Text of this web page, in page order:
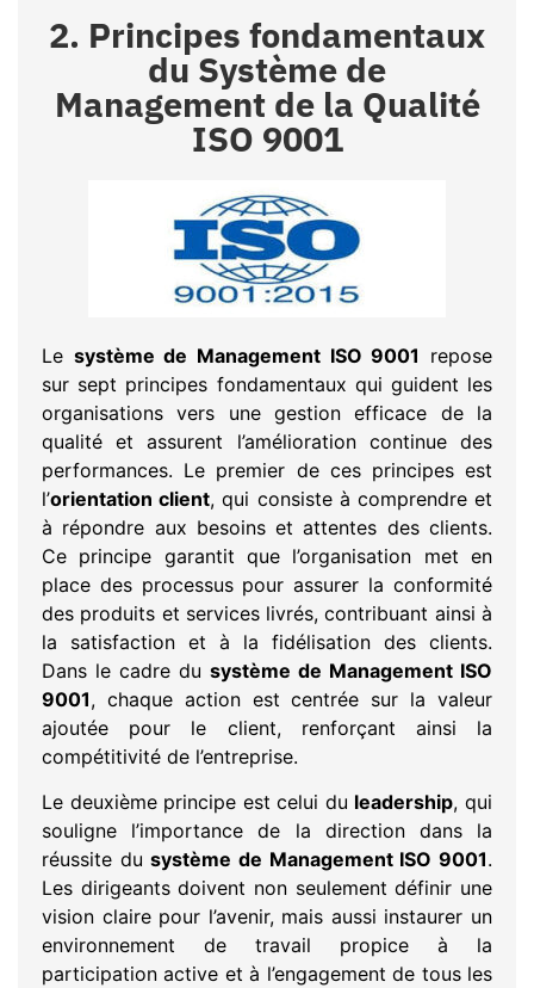
2. Principes fondamentaux
du Système de
Management de la Qualité
ISO 9001
Le système de Management ISO 9001 repose
sur sept principes fondamentaux qui guident les
organisations vers une gestion efficace de la
qualité et assurent l’amélioration continue des
performances. Le premier de ces principes est
l’orientation client, qui consiste à comprendre et
à répondre aux besoins et attentes des clients.
Ce principe garantit que l’organisation met en
place des processus pour assurer la conformité
des produits et services livrés, contribuant ainsi à
la satisfaction et à la fidélisation des clients.
Dans le cadre du système de Management ISO
9001, chaque action est centrée sur la valeur
ajoutée pour le client, renforçant ainsi la
compétitivité de l’entreprise.
Le deuxième principe est celui du leadership, qui
souligne l’importance de la direction dans la
réussite dusystème de Management ISO 9001.
Les dirigeants doivent non seulement définir une
vision claire pour l’avenir, mais aussi instaurer un
environnement de travail propice à la
participation active et à l’engagement de tous les